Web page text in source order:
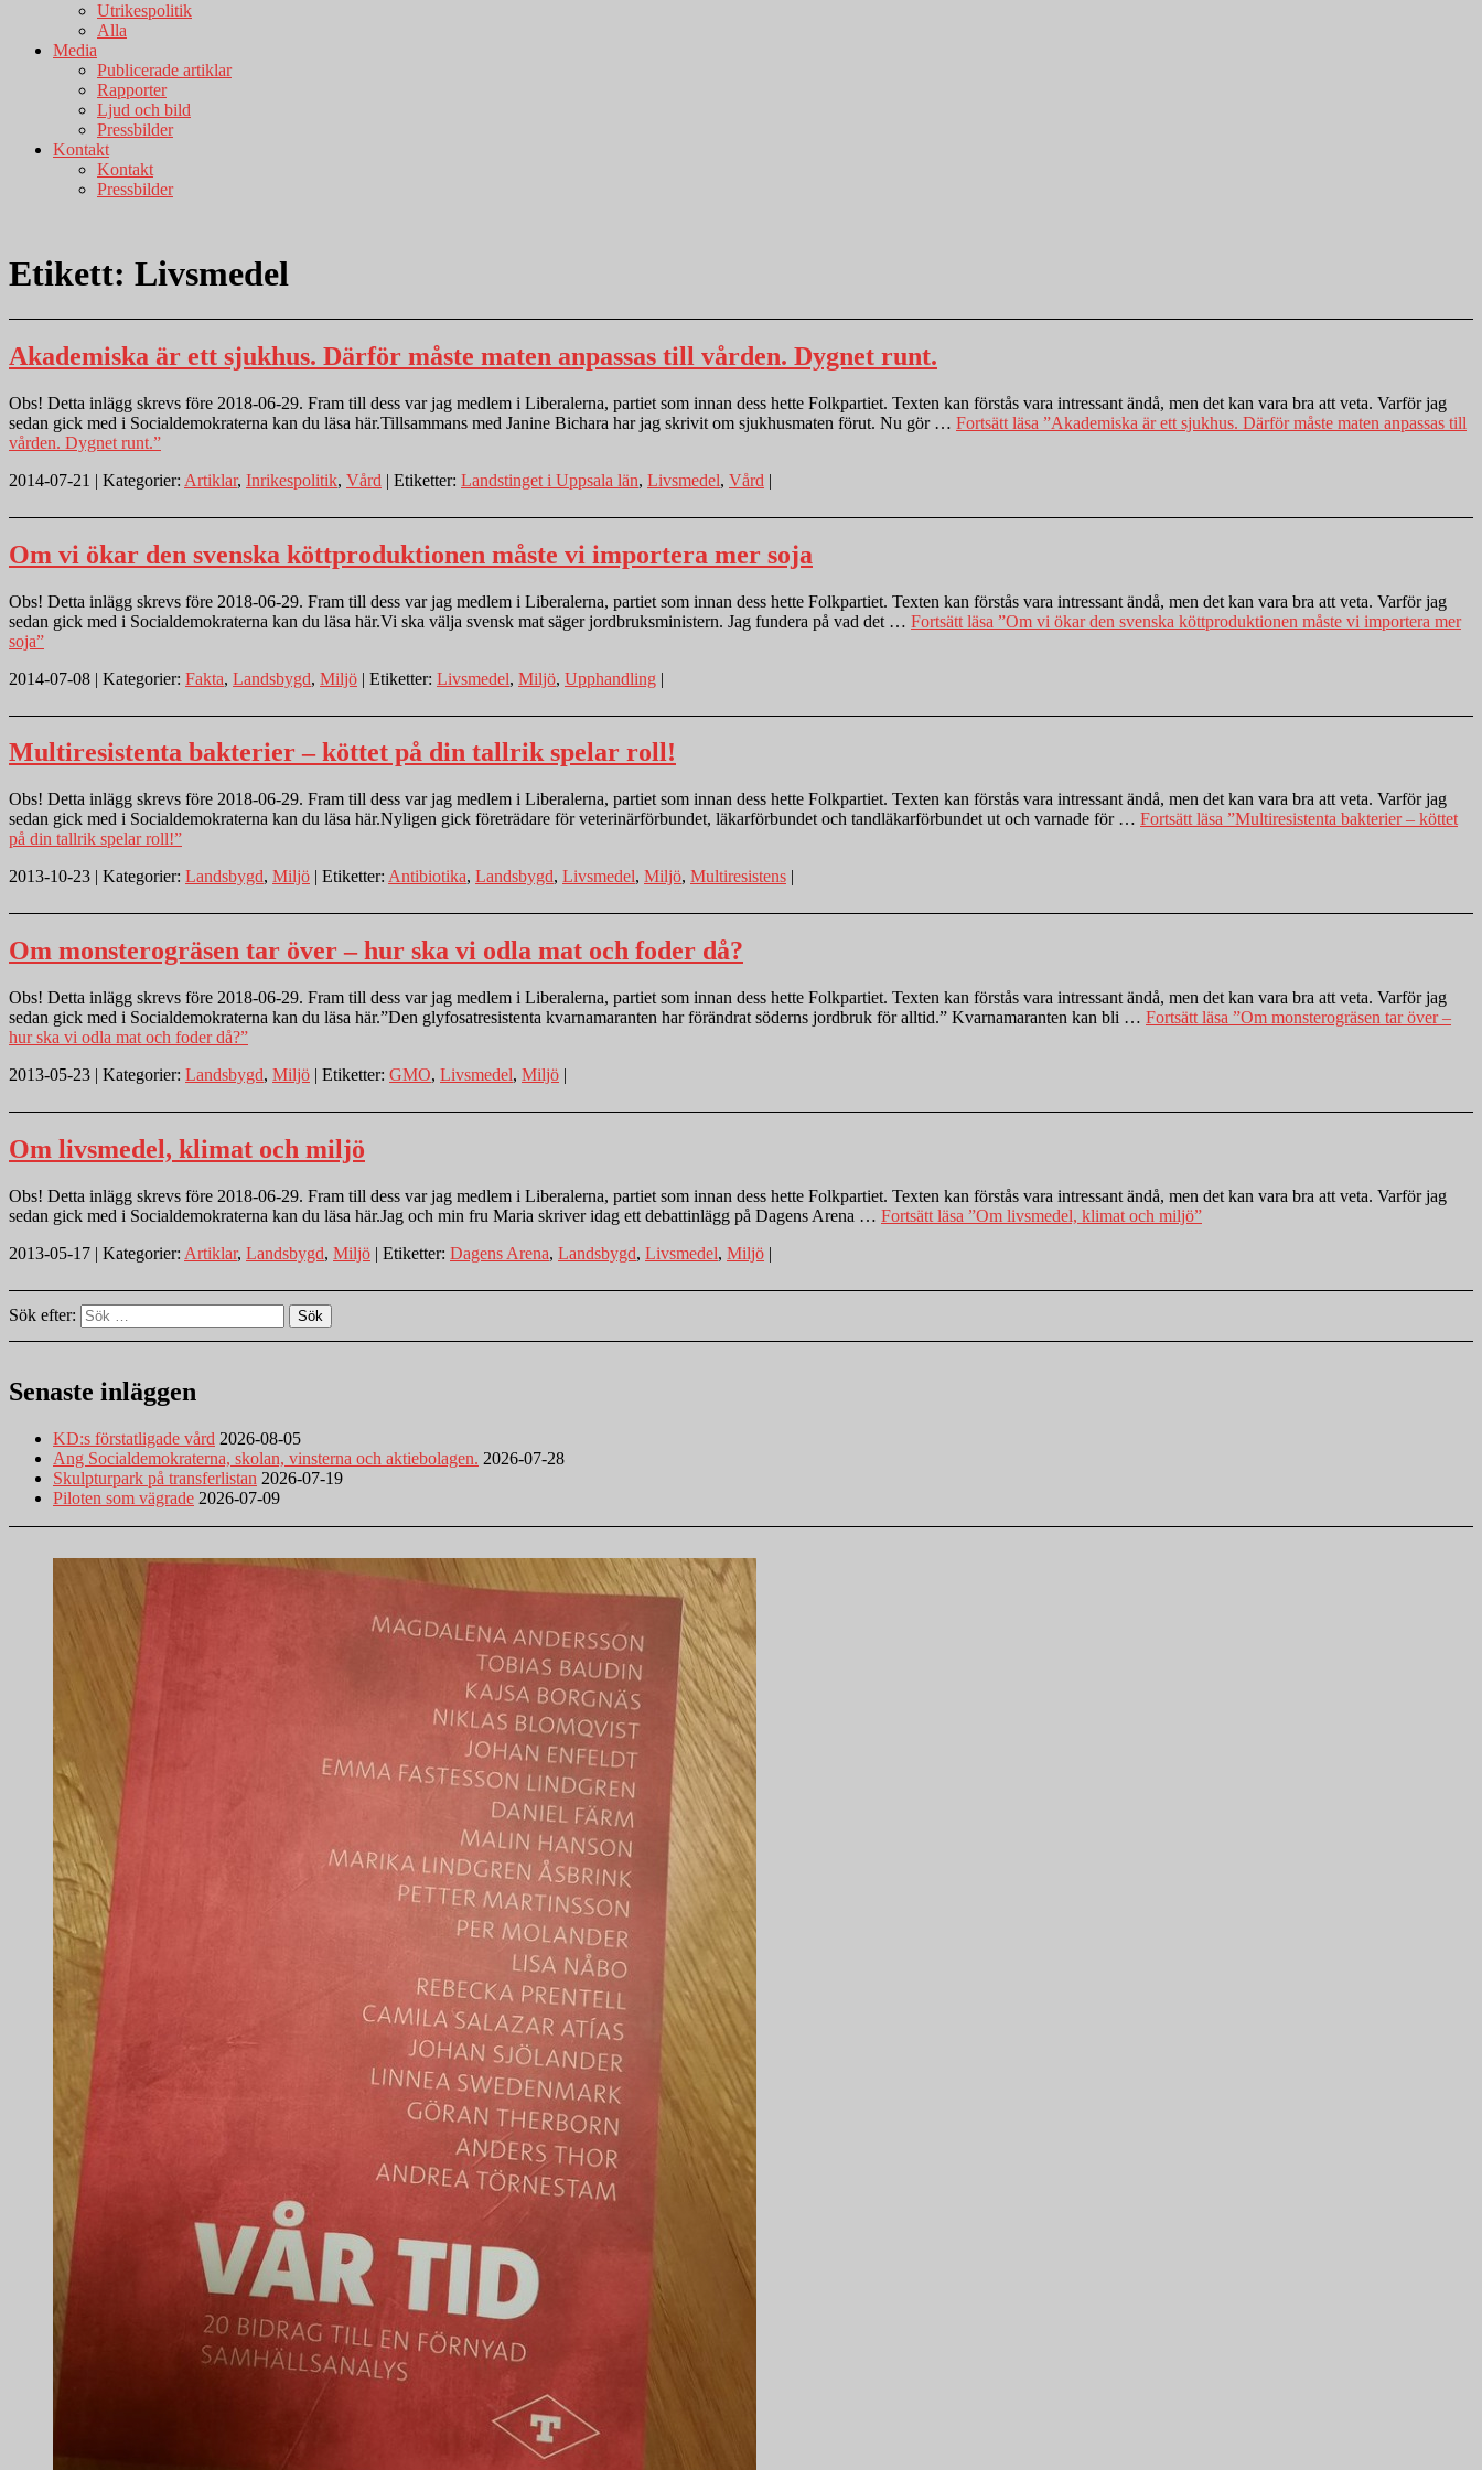
Utrikespolitik
Alla
Media
Publicerade artiklar
Rapporter
Ljud och bild
Pressbilder
Kontakt
Kontakt
Pressbilder
Etikett: Livsmedel
Akademiska är ett sjukhus. Därför måste maten anpassas till vården. Dygnet runt.
Obs! Detta inlägg skrevs före 2018-06-29. Fram till dess var jag medlem i Liberalerna, partiet som innan dess hette Folkpartiet. Texten kan förstås vara intressant ändå, men det kan vara bra att veta. Varför jag
sedan gick med i Socialdemokraterna kan du läsa här.Tillsammans med Janine Bichara har jag skrivit om sjukhusmaten förut. Nu gör … Fortsätt läsa ”Akademiska är ett sjukhus. Därför måste maten anpassas till
vården. Dygnet runt.”
2014-07-21 | Kategorier: Artiklar, Inrikespolitik, Vård | Etiketter: Landstinget i Uppsala län, Livsmedel, Vård |
Om vi ökar den svenska köttproduktionen måste vi importera mer soja
Obs! Detta inlägg skrevs före 2018-06-29. Fram till dess var jag medlem i Liberalerna, partiet som innan dess hette Folkpartiet. Texten kan förstås vara intressant ändå, men det kan vara bra att veta. Varför jag
sedan gick med i Socialdemokraterna kan du läsa här.Vi ska välja svensk mat säger jordbruksministern. Jag fundera på vad det … Fortsätt läsa ”Om vi ökar den svenska köttproduktionen måste vi importera mer
soja”
2014-07-08 | Kategorier: Fakta, Landsbygd, Miljö | Etiketter: Livsmedel, Miljö, Upphandling |
Multiresistenta bakterier – köttet på din tallrik spelar roll!
Obs! Detta inlägg skrevs före 2018-06-29. Fram till dess var jag medlem i Liberalerna, partiet som innan dess hette Folkpartiet. Texten kan förstås vara intressant ändå, men det kan vara bra att veta. Varför jag
sedan gick med i Socialdemokraterna kan du läsa här.Nyligen gick företrädare för veterinärförbundet, läkarförbundet och tandläkarförbundet ut och varnade för … Fortsätt läsa ”Multiresistenta bakterier – köttet
på din tallrik spelar roll!”
2013-10-23 | Kategorier: Landsbygd, Miljö | Etiketter: Antibiotika, Landsbygd, Livsmedel, Miljö, Multiresistens |
Om monsterogräsen tar över – hur ska vi odla mat och foder då?
Obs! Detta inlägg skrevs före 2018-06-29. Fram till dess var jag medlem i Liberalerna, partiet som innan dess hette Folkpartiet. Texten kan förstås vara intressant ändå, men det kan vara bra att veta. Varför jag
sedan gick med i Socialdemokraterna kan du läsa här.”Den glyfosatresistenta kvarnamaranten har förändrat söderns jordbruk för alltid.” Kvarnamaranten kan bli … Fortsätt läsa ”Om monsterogräsen tar över –
hur ska vi odla mat och foder då?”
2013-05-23 | Kategorier: Landsbygd, Miljö | Etiketter: GMO, Livsmedel, Miljö |
Om livsmedel, klimat och miljö
Obs! Detta inlägg skrevs före 2018-06-29. Fram till dess var jag medlem i Liberalerna, partiet som innan dess hette Folkpartiet. Texten kan förstås vara intressant ändå, men det kan vara bra att veta. Varför jag
sedan gick med i Socialdemokraterna kan du läsa här.Jag och min fru Maria skriver idag ett debattinlägg på Dagens Arena … Fortsätt läsa ”Om livsmedel, klimat och miljö”
2013-05-17 | Kategorier: Artiklar, Landsbygd, Miljö | Etiketter: Dagens Arena, Landsbygd, Livsmedel, Miljö |
Sök efter: Sök
Senaste inläggen
KD:s förstatligade vård 2026-08-05
Ang Socialdemokraterna, skolan, vinsterna och aktiebolagen. 2026-07-28
Skulpturpark på transferlistan 2026-07-19
Piloten som vägrade 2026-07-09